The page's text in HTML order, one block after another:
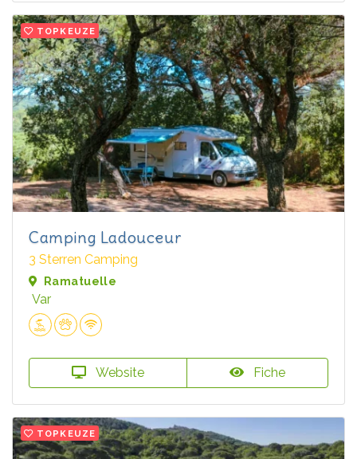
TOPKEUZE
Camping Ladouceur
3 Sterren Camping
Ramatuelle
Var
Website Fiche
TOPKEUZE